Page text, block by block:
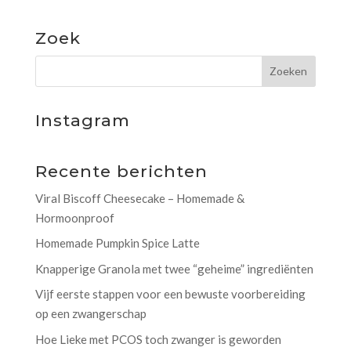
Zoek
Instagram
Recente berichten
Viral Biscoff Cheesecake – Homemade &
Hormoonproof
Homemade Pumpkin Spice Latte
Knapperige Granola met twee “geheime” ingrediënten
Vijf eerste stappen voor een bewuste voorbereiding
op een zwangerschap
Hoe Lieke met PCOS toch zwanger is geworden